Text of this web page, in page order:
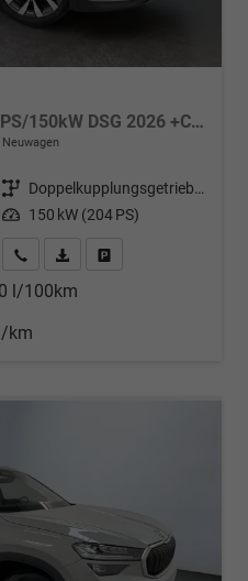
Sportline 2.0 TSI 4x4 204PS/150kW DSG 2026 +CANTON+CONVENIENCE PLUS+PERFORMANCE+AKUSTIK
Neuwagen
Getriebe
Doppelkupplungsgetriebe (DSG)
Leistung 150 kW (204 PS)
Wir rufen Sie anPDF-Datei, Fahrzeugexposé
l/100km
km